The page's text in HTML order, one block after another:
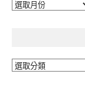
彙
分